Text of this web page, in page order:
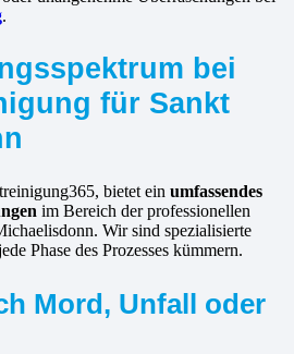
.
bei
für Sankt
bietet ein umfassendes
im Bereich der professionellen
Wir sind spezialisierte
Phase des Prozesses kümmern.
Mord, Unfall oder